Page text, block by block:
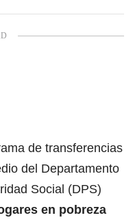
de transferencias
del Departamento
Social (DPS)
en pobreza